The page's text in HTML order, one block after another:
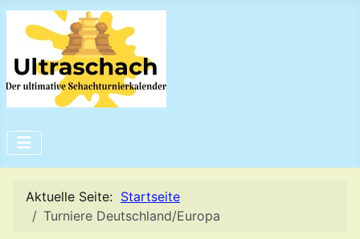
Aktuelle Seite: Startseite
Turniere Deutschland/Europa